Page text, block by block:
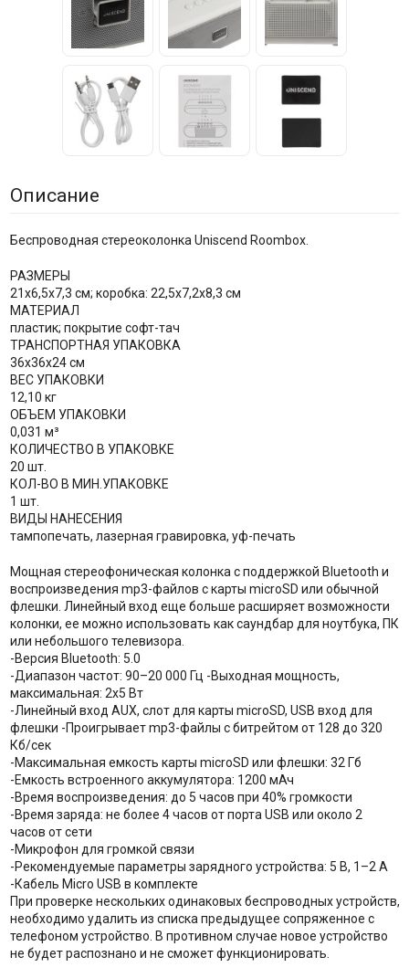
Описание
Беспроводная стереоколонка Uniscend Roombox.
РАЗМЕРЫ
21х6,5х7,3 см; коробка: 22,5х7,2х8,3 см
МАТЕРИАЛ
пластик; покрытие софт-тач
ТРАНСПОРТНАЯ УПАКОВКА
36x36x24 см
ВЕС УПАКОВКИ
12,10 кг
ОБЪЕМ УПАКОВКИ
0,031 м³
КОЛИЧЕСТВО В УПАКОВКЕ
20 шт.
КОЛ-ВО В МИН.УПАКОВКЕ
1 шт.
ВИДЫ НАНЕСЕНИЯ
тампопечать, лазерная гравировка, уф-печать
Мощная стереофоническая колонка с поддержкой Bluetooth и
воспроизведения mp3-файлов с карты microSD или обычной
флешки. Линейный вход еще больше расширяет возможности
колонки, ее можно использовать как саундбар для ноутбука, ПК
или небольшого телевизора.
-Версия Bluetooth: 5.0
-Диапазон частот: 90–20 000 Гц -Выходная мощность,
максимальная: 2х5 Вт
-Линейный вход AUX, слот для карты microSD, USB вход для
флешки -Проигрывает mp3-файлы с битрейтом от 128 до 320
Кб/сек
-Максимальная емкость карты microSD или флешки: 32 Гб
-Емкость встроенного аккумулятора: 1200 мАч
-Время воспроизведения: до 5 часов при 40% громкости
-Время заряда: не более 4 часов от порта USB или около 2
часов от сети
-Микрофон для громкой связи
-Рекомендуемые параметры зарядного устройства: 5 В, 1–2 А
-Кабель Micro USB в комплекте
При проверке нескольких одинаковых беспроводных устройств,
необходимо удалить из списка предыдущее сопряженное с
телефоном устройство. В противном случае новое устройство
не будет распознано и не сможет функционировать.